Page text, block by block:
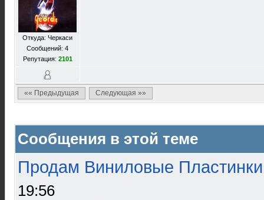
Откуда: Черкаси
Сообщений: 4
Репутация: 2101
«« Предыдущая Следующая »»
Сообщения в этой теме
Продам Виниловые Пластинки
19:56